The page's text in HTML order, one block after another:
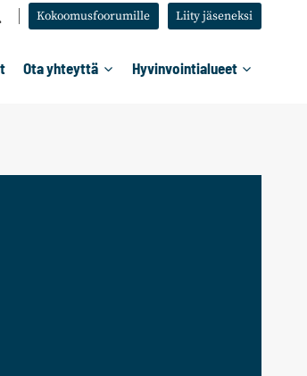
Kokoomusfoorumille Liity jäseneksi
Ota yhteyttä Hyvinvointialueet